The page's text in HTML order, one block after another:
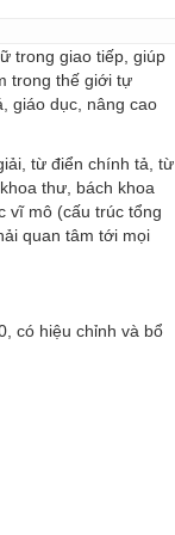
trong giao tiếp, giúp
trong thế giới tự
giáo dục, nâng cao
từ điển chính tả, từ
thư, bách khoa
vĩ mô (cấu trúc tổng
quan tâm tới mọi
có hiệu chỉnh và bổ